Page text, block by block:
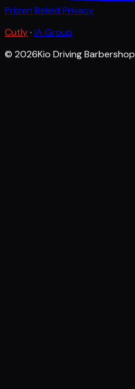
Prijzen Beleid Privacy
Cutly· IA Group
© 2026Kio Driving Barbershop